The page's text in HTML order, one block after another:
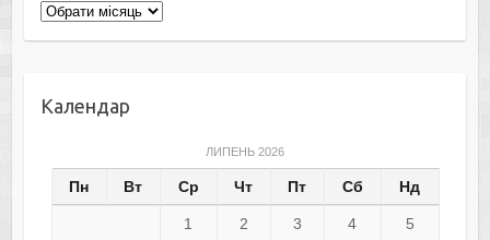
Архіви
Календар
ЛИПЕНЬ 2026
Пн Вт Ср Чт Пт Сб Нд
1 2 3 4 5